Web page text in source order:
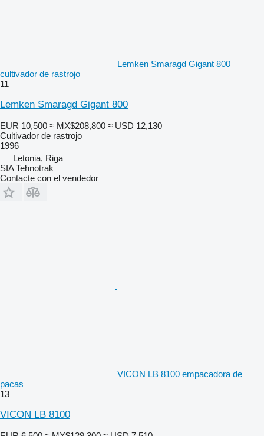
Lemken Smaragd Gigant 800
cultivador de rastrojo
11
Lemken Smaragd Gigant 800
EUR 10,500 ≈ MX$208,800 ≈ USD 12,130
Cultivador de rastrojo
1996
Letonia, Riga
SIA Tehnotrak
Contacte con el vendedor
VICON LB 8100 empacadora de
pacas
13
VICON LB 8100